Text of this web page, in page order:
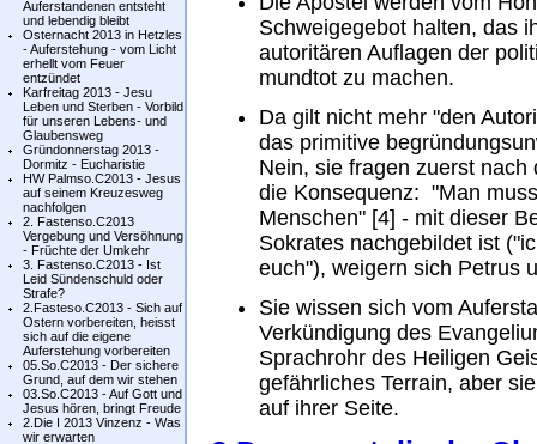
Auferstandenen entsteht
und lebendig bleibt
Osternacht 2013 in Hetzles
- Auferstehung - vom Licht
erhellt vom Feuer
entzündet
Karfreitag 2013 - Jesu
Leben und Sterben - Vorbild
für unseren Lebens- und
Glaubensweg
Gründonnerstag 2013 -
Dormitz - Eucharistie
HW Palmso.C2013 - Jesus
auf seinem Kreuzesweg
nachfolgen
2. Fastenso.C2013
Vergebung und Versöhnung
- Früchte der Umkehr
3. Fastenso.C2013 - Ist
Leid Sündenschuld oder
Strafe?
2.Fasteso.C2013 - Sich auf
Ostern vorbereiten, heisst
sich auf die eigene
Auferstehung vorbereiten
05.So.C2013 - Der sichere
Grund, auf dem wir stehen
03.So.C2013 - Auf Gott und
Jesus hören, bringt Freude
2.Die I 2013 Vinzenz - Was
wir erwarten
Schweigegebot halten, das
autoritären Auflagen der
mundtot zu machen.
Da gilt nicht mehr "den
das primitive
Nein, sie fragen zuerst
die Konsequenz: "Man
Menschen" [4] - mit dieser
Sokrates nachgebildet ist
euch"), weigern sich Petrus
Sie wissen sich vom
Verkündigung des
Sprachrohr des Heiligen
gefährliches Terrain, aber
auf ihrer Seite.